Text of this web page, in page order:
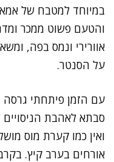
במיוחד למטבח של
והטעם פשוט ממכר
אוורירי ונמס בפה,
על הסנטר.
עם הזמן פיתחתי גרסה
סבתא לאהבת
ואין כמו קערת מוס
אורחים בערב קיץ.